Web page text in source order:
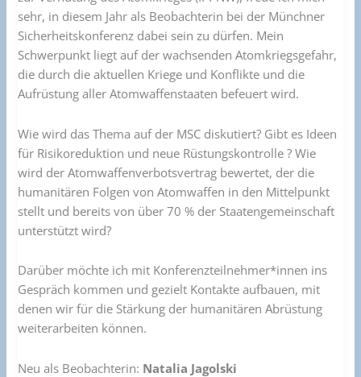
sehr, in diesem Jahr als Beobachterin bei der Münchner
Sicherheitskonferenz dabei sein zu dürfen. Mein
Schwerpunkt liegt auf der wachsenden Atomkriegsgefahr,
die durch die aktuellen Kriege und Konflikte und die
Aufrüstung aller Atomwaffenstaaten befeuert wird.
Wie wird das Thema auf der MSC diskutiert? Gibt es Ideen
für Risikoreduktion und neue Rüstungskontrolle ? Wie
wird der Atomwaffenverbotsvertrag bewertet, der die
humanitären Folgen von Atomwaffen in den Mittelpunkt
stellt und bereits von über 70 % der Staatengemeinschaft
unterstützt wird?
Darüber möchte ich mit Konferenzteilnehmer*innen ins
Gespräch kommen und gezielt Kontakte aufbauen, mit
denen wir für die Stärkung der humanitären Abrüstung
weiterarbeiten können.
Neu als Beobachterin: Natalia Jagolski